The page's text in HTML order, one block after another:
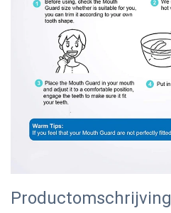
Productomschrijving